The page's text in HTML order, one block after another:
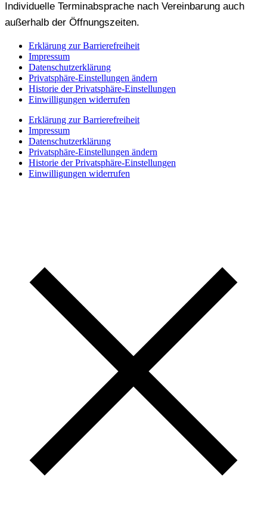
Individuelle Terminabsprache nach Vereinbarung auch
außerhalb der Öffnungszeiten.
Erklärung zur Barrierefreiheit
Impressum
Datenschutzerklärung
Privatsphäre-Einstellungen ändern
Historie der Privatsphäre-Einstellungen
Einwilligungen widerrufen
Erklärung zur Barrierefreiheit
Impressum
Datenschutzerklärung
Privatsphäre-Einstellungen ändern
Historie der Privatsphäre-Einstellungen
Einwilligungen widerrufen